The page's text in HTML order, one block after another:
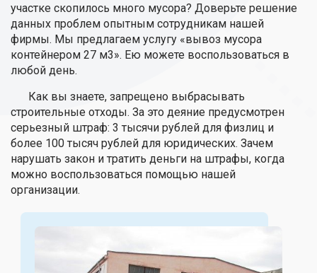
участке скопилось много мусора? Доверьте решение
данных проблем опытным сотрудникам нашей
фирмы. Мы предлагаем услугу «вывоз мусора
контейнером 27 м3». Ею можете воспользоваться в
любой день.
Как вы знаете, запрещено выбрасывать
строительные отходы. За это деяние предусмотрен
серьезный штраф: 3 тысячи рублей для физлиц и
более 100 тысяч рублей для юридических. Зачем
нарушать закон и тратить деньги на штрафы, когда
можно воспользоваться помощью нашей
организации.